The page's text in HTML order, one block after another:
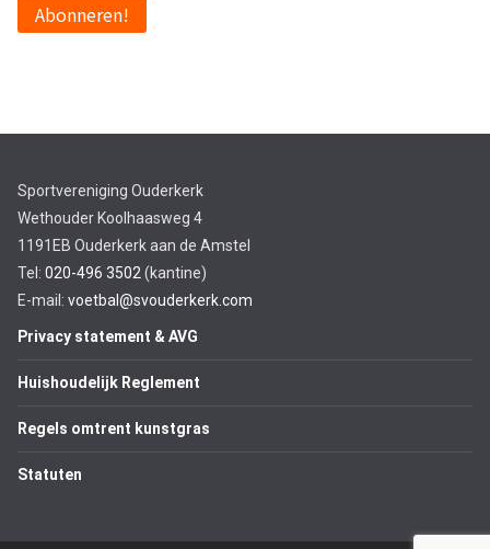
Sportvereniging Ouderkerk
Wethouder Koolhaasweg 4
1191EB Ouderkerk aan de Amstel
Tel: 020-496 3502 (kantine)
E-mail: voetbal@svouderkerk.com
Privacy statement & AVG
Huishoudelijk Reglement
Regels omtrent kunstgras
Statuten